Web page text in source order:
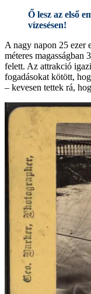
Ő lesz az első
vízesésen!
A nagy napon 25 ezer
méteres magasságban
felett. Az attrakció
fogadásokat kötött,
– kevesen tettek rá,